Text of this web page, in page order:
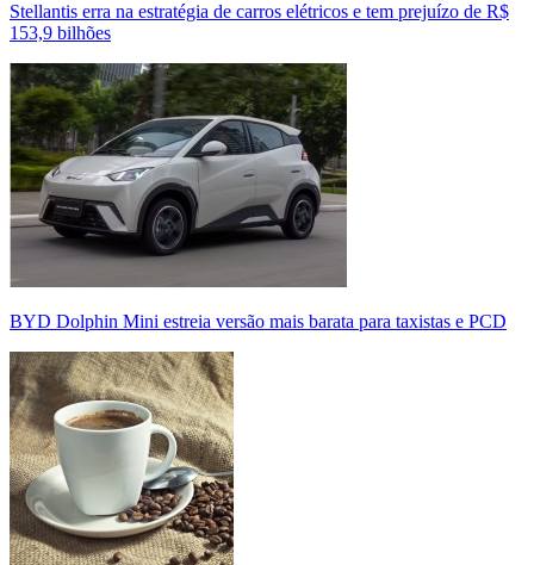
Stellantis erra na estratégia de carros elétricos e tem prejuízo de R$
153,9 bilhões
BYD Dolphin Mini estreia versão mais barata para taxistas e PCD